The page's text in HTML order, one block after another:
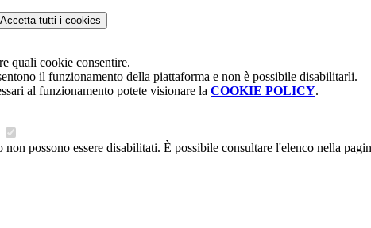
Accetta tutti i cookies
quali cookie consentire.
il funzionamento della piattaforma e non è possibile disabilitarli.
al funzionamento potete visionare la COOKIE POLICY.
possono essere disabilitati. È possibile consultare l'elenco nella